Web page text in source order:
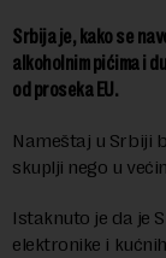
Srbija je, kako se
alkoholnim pićima i
od proseka EU.
Nameštaj u Srbiji
skuplji nego u
Istaknuto je da je
elektronike i